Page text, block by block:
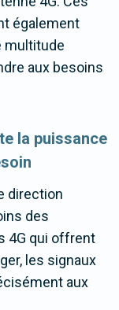
également
multitude
aux besoins
la puissance
direction
des
4G qui offrent
les signaux
aux